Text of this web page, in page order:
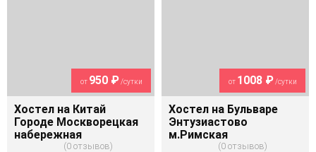
от 950 ₽/сутки
Хостел на Китай
Городе Москворецкая
набережная
0 отзывов
от 1008 ₽/сутки
Хостел на Бульваре
Энтузиастово
м.Римская
0 отзывов